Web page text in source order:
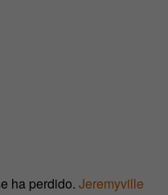
ha perdido. Jeremyville